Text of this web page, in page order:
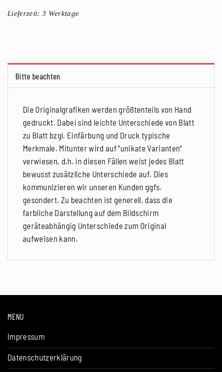
Lieferzeit:3 Werktage
Bitte beachten
Die Originalgrafiken werden größtenteils von Hand
gedruckt. Dabei sind leichte Unterschiede von Blatt
zu Blatt bzgl. Einfärbung und Druck typische
Merkmale. Mitunter wird auf "unikate Varianten"
verwiesen, d.h. in diesen Fällen weist jedes Blatt
bewusst zusätzliche Unterschiede auf. Dies
kommunizieren wir unseren Kunden ggfs.
gesondert. Zu beachten ist generell, dass die
farbliche Darstellung auf dem Bildschirm
geräteabhängig Unterschiede zum Original
aufweisen kann.
MENU
Impressum
Datenschutzerklärung